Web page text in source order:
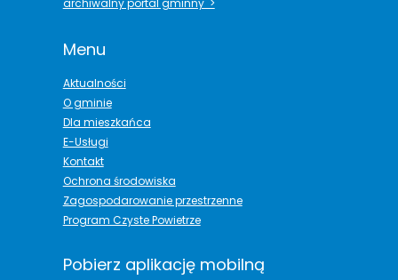
Menu
Aktualności
O gminie
Dla mieszkańca
E-Usługi
Kontakt
Ochrona środowiska
Zagospodarowanie przestrzenne
Program Czyste Powietrze
Pobierz aplikację mobilną